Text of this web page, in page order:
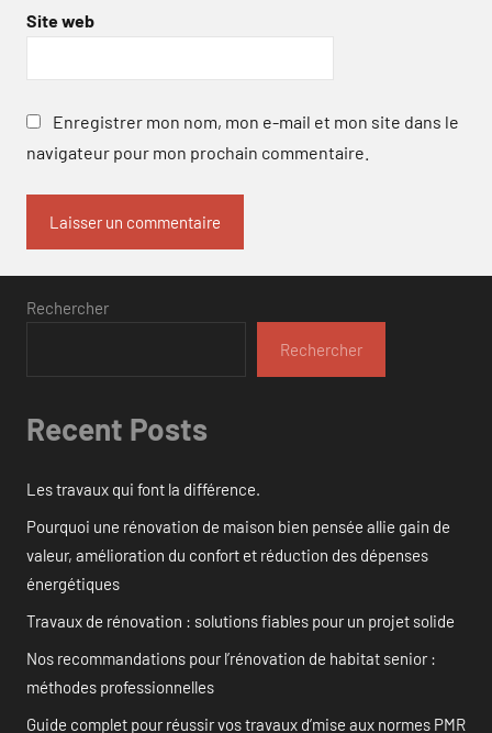
Site web
Enregistrer mon nom, mon e-mail et mon site dans le
navigateur pour mon prochain commentaire.
Rechercher
Rechercher
Recent Posts
Les travaux qui font la différence.
Pourquoi une rénovation de maison bien pensée allie gain de
valeur, amélioration du confort et réduction des dépenses
énergétiques
Travaux de rénovation : solutions fiables pour un projet solide
Nos recommandations pour l’rénovation de habitat senior :
méthodes professionnelles
Guide complet pour réussir vos travaux d’mise aux normes PMR